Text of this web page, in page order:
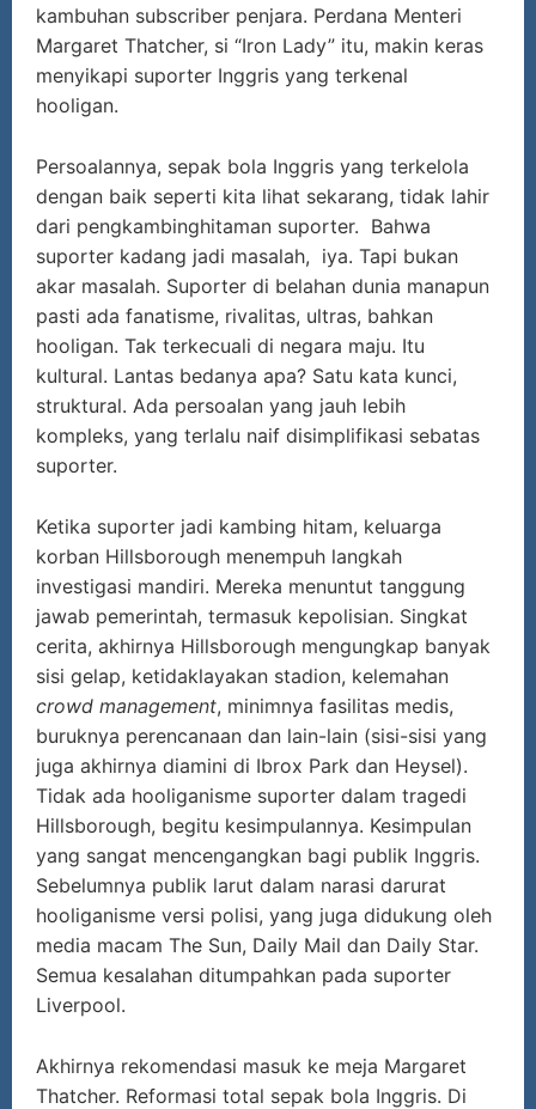
kambuhan subscriber penjara. Perdana Menteri
Margaret Thatcher, si “Iron Lady” itu, makin keras
menyikapi suporter Inggris yang terkenal
hooligan.
Persoalannya, sepak bola Inggris yang terkelola
dengan baik seperti kita lihat sekarang, tidak lahir
dari pengkambinghitaman suporter. Bahwa
suporter kadang jadi masalah, iya. Tapi bukan
akar masalah. Suporter di belahan dunia manapun
pasti ada fanatisme, rivalitas, ultras, bahkan
hooligan. Tak terkecuali di negara maju. Itu
kultural. Lantas bedanya apa? Satu kata kunci,
struktural. Ada persoalan yang jauh lebih
kompleks, yang terlalu naif disimplifikasi sebatas
suporter.
Ketika suporter jadi kambing hitam, keluarga
korban Hillsborough menempuh langkah
investigasi mandiri. Mereka menuntut tanggung
jawab pemerintah, termasuk kepolisian. Singkat
cerita, akhirnya Hillsborough mengungkap banyak
sisi gelap, ketidaklayakan stadion, kelemahan
crowd management, minimnya fasilitas medis,
buruknya perencanaan dan lain-lain (sisi-sisi yang
juga akhirnya diamini di Ibrox Park dan Heysel).
Tidak ada hooliganisme suporter dalam tragedi
Hillsborough, begitu kesimpulannya. Kesimpulan
yang sangat mencengangkan bagi publik Inggris.
Sebelumnya publik larut dalam narasi darurat
hooliganisme versi polisi, yang juga didukung oleh
media macam The Sun, Daily Mail dan Daily Star.
Semua kesalahan ditumpahkan pada suporter
Liverpool.
Akhirnya rekomendasi masuk ke meja Margaret
Thatcher. Reformasi total sepak bola Inggris. Di